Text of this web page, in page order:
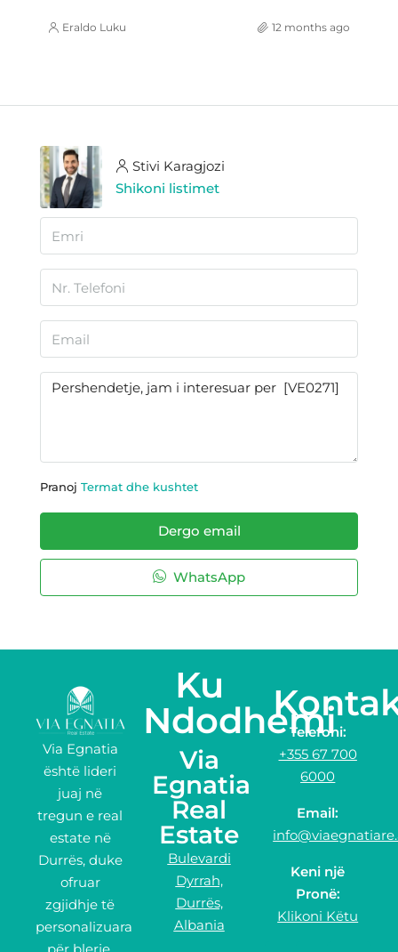
Eraldo Luku 12 months ago
Stivi Karagjozi
Shikoni listimet
Pranoj Termat dhe kushtet
Dergo email
WhatsApp
Via Egnatia
është lideri
juaj në
tregun e real
estate në
Durrës, duke
ofruar
zgjidhje të
personalizuara
Ku
Ndodhemi
Via
Egnatia
Real
Estate
Bulevardi
Dyrrah,
Durrës,
Albania
Telefoni:
+355 67 700
6000
Email:
Keni një
Pronë:
Klikoni Këtu